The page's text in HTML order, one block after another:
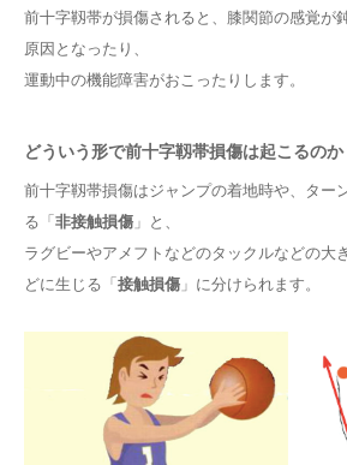
前十字靱帯が損傷されると、膝関節の感覚が
原因となったり、
運動中の機能障害がおこったりします。
どういう形で前十字靱帯損傷は起こるのか
前十字靱帯損傷はジャンプの着地時や、ター
る「 非接触損傷 」と、
ラグビーやアメフトなどのタックルなどの大
どに生じる「 接触損傷 」に分けられます。